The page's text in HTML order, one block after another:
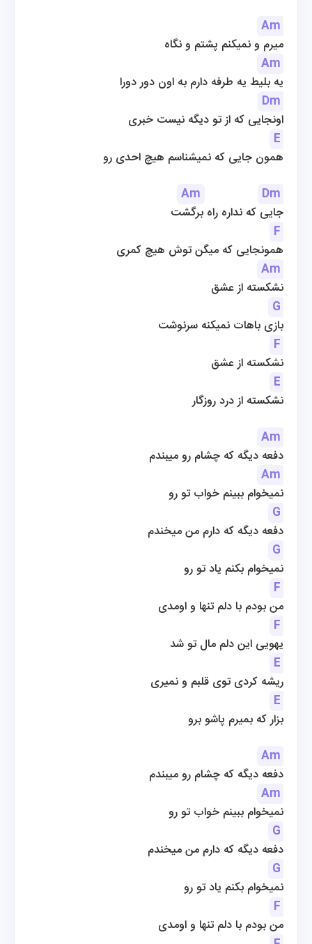
Am
میرم و نمیکنم پشتم و نگاه
Am
یه بلیط یه طرفه دارم به اون دور دورا
Dm
اونجایی که از تو دیگه نیست خبری
E
همون جایی که نمیشناسم هیچ احدی رو
Am
Dm
جایی که نداره راه برگشت
F
همونجایی که میگن توش هیچ کمری
Am
نشکسته از عشق
G
بازی باهات نمیکنه سرنوشت
F
نشکسته از عشق
E
نشکسته از درد روزگار
Am
دفعه دیگه که چشام رو میبندم
Am
نمیخوام ببینم خواب تو رو
G
دفعه دیگه که دارم من میخندم
G
نمیخوام بکنم یاد تو رو
F
من بودم با دلم تنها و اومدی
F
یهویی این دلم مال تو شد
E
ریشه کردی توی قلبم و نمیری
E
بزار که بمیرم پاشو برو
Am
دفعه دیگه که چشام رو میبندم
Am
نمیخوام ببینم خواب تو رو
G
دفعه دیگه که دارم من میخندم
G
نمیخوام بکنم یاد تو رو
F
من بودم با دلم تنها و اومدی